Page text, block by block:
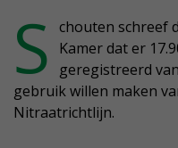
S chouten schreef
Kamer dat er
geregistreerd
gebruik willen maken
Nitraatrichtlijn.